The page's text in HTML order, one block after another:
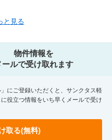
と見る
物件情報を
ールで受け取れます
にご登録いただくと、サンクタス軽
役立つ情報をいち早くメールで受け
取る(無料)